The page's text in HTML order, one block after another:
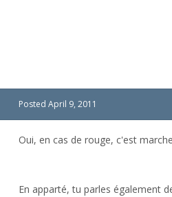
Posted April 9, 2011
Oui, en cas de rouge, c'est
En apparté, tu parles également